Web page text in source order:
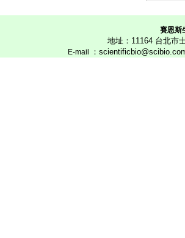
賽恩斯
地址：11164 台北
E-mail ：